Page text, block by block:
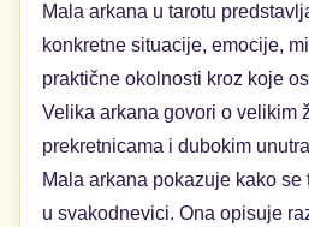
Mala arkana u tarotu
konkretne situacije, emocije,
praktične okolnosti kroz koje
Velika arkana govori o velikim
prekretnicama i dubokim
Mala arkana pokazuje kako
u svakodnevici. Ona opisuje